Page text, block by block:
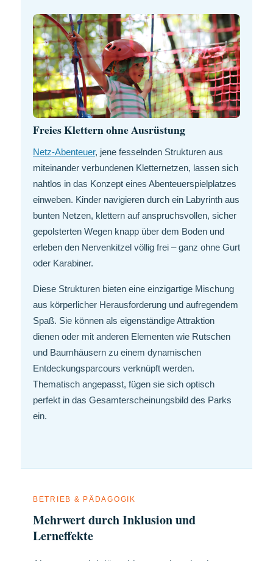
Freies Klettern ohne Ausrüstung
Netz-Abenteuer, jene fesselnden Strukturen aus
miteinander verbundenen Kletternetzen, lassen sich
nahtlos in das Konzept eines Abenteuerspielplatzes
einweben. Kinder navigieren durch ein Labyrinth aus
bunten Netzen, klettern auf anspruchsvollen, sicher
gepolsterten Wegen knapp über dem Boden und
erleben den Nervenkitzel völlig frei – ganz ohne Gurt
oder Karabiner.
Diese Strukturen bieten eine einzigartige Mischung
aus körperlicher Herausforderung und aufregendem
Spaß. Sie können als eigenständige Attraktion
dienen oder mit anderen Elementen wie Rutschen
und Baumhäusern zu einem dynamischen
Entdeckungsparcours verknüpft werden.
Thematisch angepasst, fügen sie sich optisch
perfekt in das Gesamterscheinungsbild des Parks
ein.
BETRIEB & PÄDAGOGIK
Mehrwert durch Inklusion und
Lerneffekte